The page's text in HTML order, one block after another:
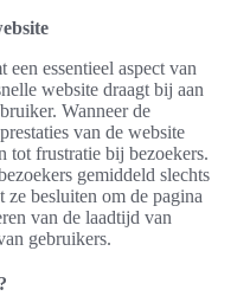
essentieel aspect van
website draagt bij aan
Wanneer de
van de website
tot frustratie bij bezoekers.
gemiddeld slechts
ze besluiten om de pagina
van de laadtijd van
gebruikers.